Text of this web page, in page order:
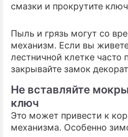
смазки и прокрутите
Пыль и грязь могут со
механизм. Если вы
лестничной клетке часто
закрывайте замок
Не вставляйте
ключ
Это может привести к
механизма. Особенно